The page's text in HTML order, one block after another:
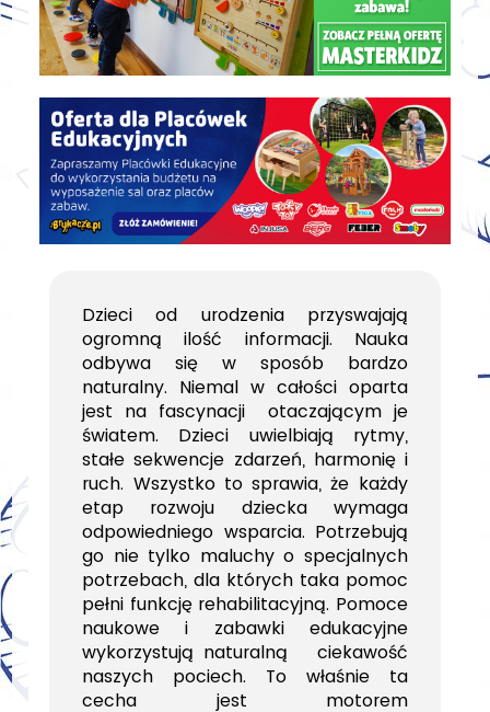
Dzieci od urodzenia przyswajają
ogromną ilość informacji. Nauka
odbywa się w sposób bardzo
naturalny. Niemal w całości oparta
jest na fascynacji otaczającym je
światem. Dzieci uwielbiają rytmy,
stałe sekwencje zdarzeń, harmonię i
ruch. Wszystko to sprawia, że każdy
etap rozwoju dziecka wymaga
odpowiedniego wsparcia. Potrzebują
go nie tylko maluchy o specjalnych
potrzebach, dla których taka pomoc
pełni funkcję rehabilitacyjną. Pomoce
naukowe i zabawki edukacyjne
wykorzystują naturalną ciekawość
naszych pociech. To właśnie ta
cecha jest motorem